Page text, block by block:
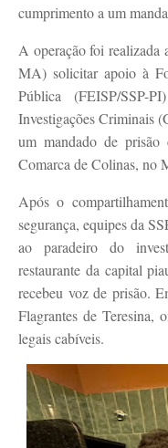
cumprimento a um
A operação foi
MA) solicitar apoio à
Pública (FEISP/
Investigações Criminais
um mandado de prisão
Comarca de Colinas, no
Após o
segurança, equipes da
ao paradeiro do
restaurante da capital
recebeu voz de prisão.
Flagrantes de Teresina,
legais cabíveis.